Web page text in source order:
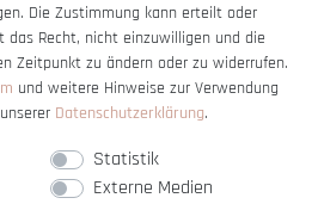
widerrufen
Die Zustimmung kann erteilt oder
das Recht, nicht einzuwilligen und die
Zeitpunkt zu ändern oder zu widerrufen.
und weitere Hinweise zur Verwendung
Daten­schutz­erklärung.
Statistik
Externe Medien